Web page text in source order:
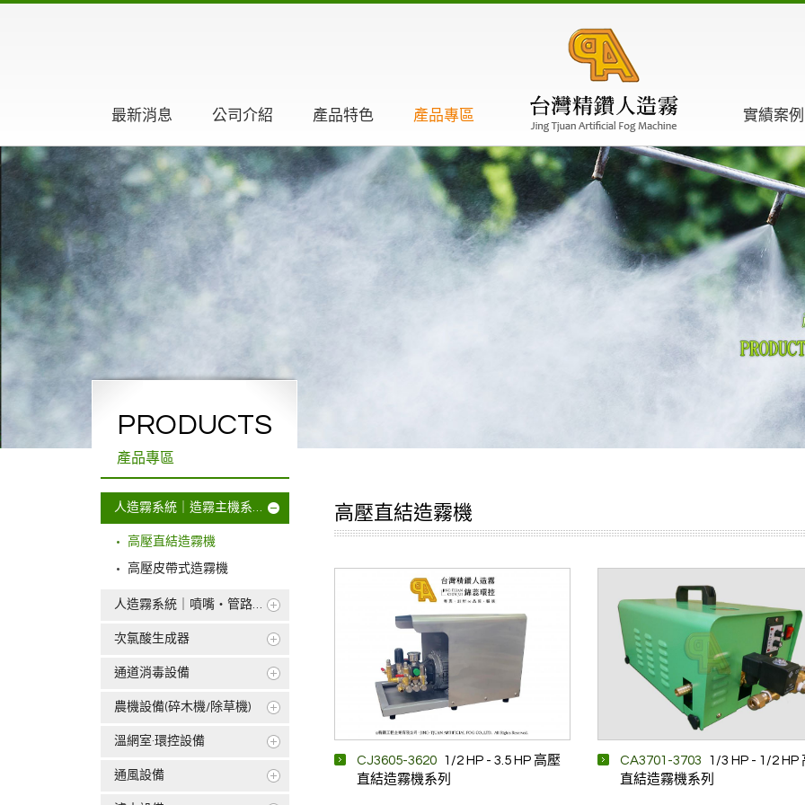
最新消息 公司介紹 產品特色 產品專區 實績案例
PRODUCTS
產品專區
人造霧系統｜造霧主機系列
高壓直結造霧機
高壓皮帶式造霧機
人造霧系統｜噴嘴‧管路配件
【噴嘴】高壓噴嘴系列
【接頭】其他接頭零配件
【管路】高壓管路系列
次氯酸生成器
次氯酸生成器
通道消毒設備
車道消毒設備
農機設備(碎木機/除草機)
碎木機
溫網室·環控設備
通風設備
高壓直結造霧機
CJ3605-3620 1/2 HP - 3.5 HP 高壓
直結造霧機系列
CA3701-3703
1/3 HP - 1/2 HP
直結造霧機系列